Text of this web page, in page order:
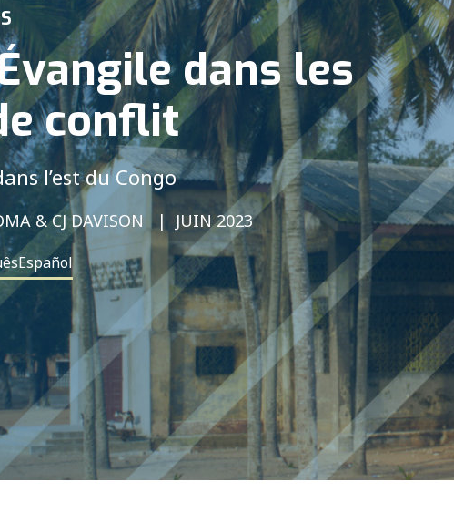
dans les
conflit
l’est du Congo
& CJ DAVISON JUIN 2023
Español